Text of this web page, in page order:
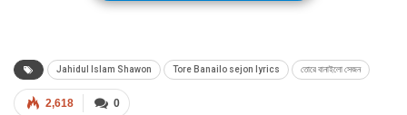
Jahidul Islam Shawon Tore Banailo sejon lyrics তোরে বানাইলো সেজন
0
2,618